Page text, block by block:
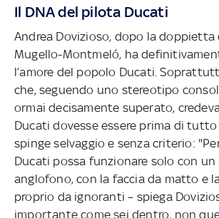
Il DNA del pilota Ducati
Andrea Dovizioso, dopo la doppietta
Mugello-Montmeló, ha
l’amore del popolo Ducati.
che, seguendo uno stereotipo
ormai decisamente superato,
Ducati dovesse essere prima di
spinge selvaggio e senza criterio:
Ducati possa funzionare solo con
anglofono, con la faccia da matto e
proprio da ignoranti – spiega
importante come sei dentro, non